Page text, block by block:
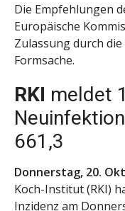
Die Empfehlungen
Europäische
Zulassung durch
Formsache.
RKI meldet
661,3
Donnerstag, 20.
Koch-Institut (RKI)
Inzidenz am